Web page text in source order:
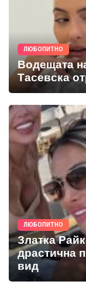
ЛЮБОПИТНО
Водещата
Тасевска
ЛЮБОПИТНО
Златка
драстична
вид